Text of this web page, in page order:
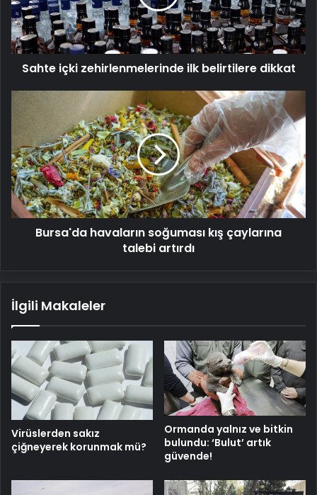
dikkat
Sahte içki zehirlenmelerinde ilk belirtilere dikkat
çaylarına
talebi
artırdı
Bursa'da havaların soğuması kış çaylarına
talebi artırdı
İlgili Makaleler
Virüslerden sakız
çiğneyerek korunmak mü?
Ormanda yalnız ve bitkin
bulundu: ‘Bulut’ artık
güvende!